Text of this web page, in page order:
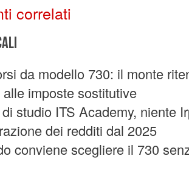
correlati
da modello 730: il monte
alle imposte sostitutive
studio ITS Academy, niente
dei redditi dal 2025
conviene scegliere il 730